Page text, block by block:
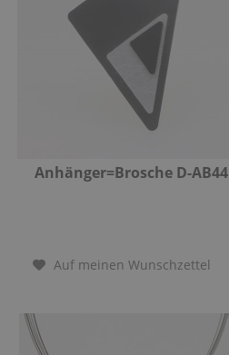
Anhänger=Brosche D-AB44
Auf meinen Wunschzettel